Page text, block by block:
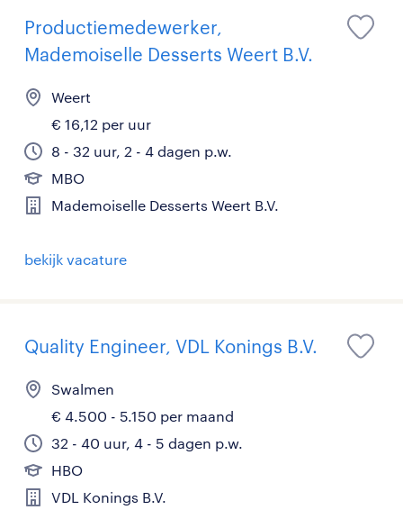
Productiemedewerker,
Mademoiselle Desserts Weert B.V.
Weert
€ 16,12 per uur
8 - 32 uur, 2 - 4 dagen p.w.
MBO
Mademoiselle Desserts Weert B.V.
bekijk vacature
Quality Engineer, VDL Konings B.V.
Swalmen
€ 4.500 - 5.150 per maand
32 - 40 uur, 4 - 5 dagen p.w.
HBO
VDL Konings B.V.